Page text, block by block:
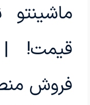
قیمت!
فروش